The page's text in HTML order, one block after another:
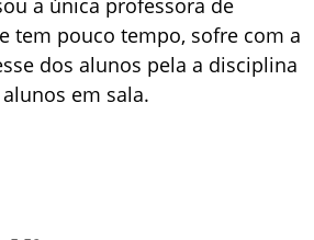
a única professora de
tem pouco tempo, sofre com a
dos alunos pela a disciplina
em sala.